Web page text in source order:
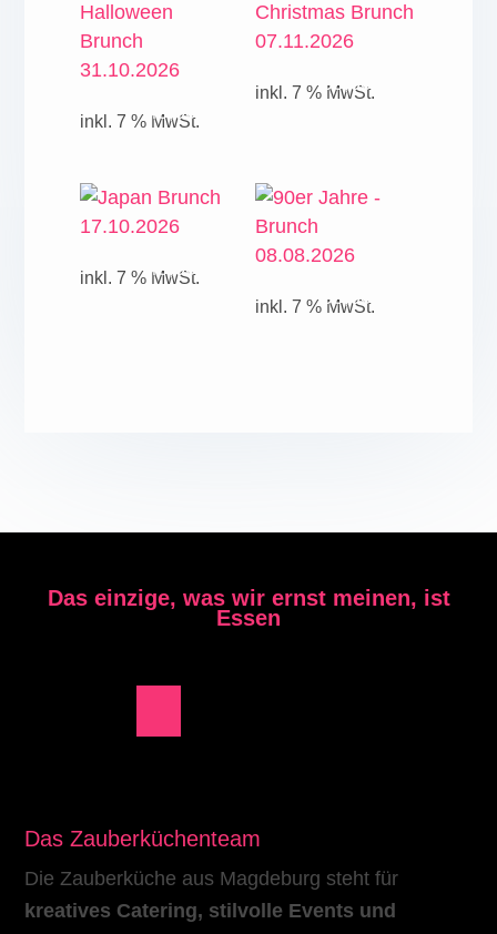
49,00
inkl. 7 % MwSt.
59,00
inkl. 7 % MwSt.
49,00
inkl. 7 % MwSt.
59,00
inkl. 7 % MwSt.
Das einzige, was wir ernst meinen, ist
Essen
Das Zauberküchenteam
Die Zauberküche aus Magdeburg steht für
kreatives Catering, stilvolle Events und